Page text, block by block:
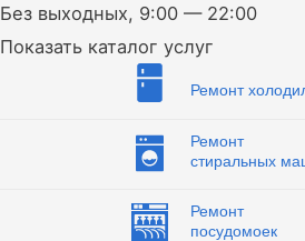
Без выходных, 9:00 — 22:00
Показать каталог услуг
Ремонт
Ремонт
стиральных
Ремонт
посудомоек